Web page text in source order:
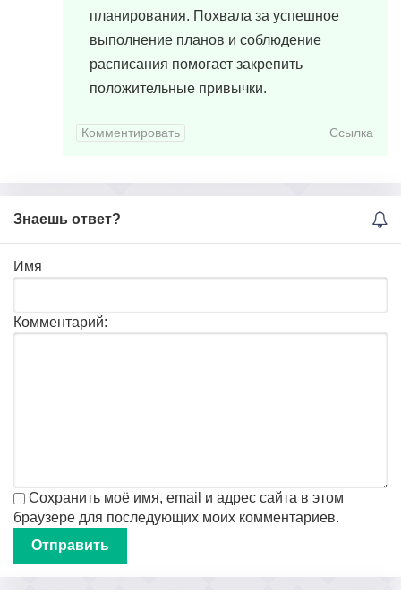
планирования. Похвала за успешное
выполнение планов и соблюдение
расписания помогает закрепить
положительные привычки.
Комментировать Ссылка
Знаешь ответ?
Имя
Комментарий:
Сохранить моё имя, email и адрес сайта в этом
браузере для последующих моих комментариев.